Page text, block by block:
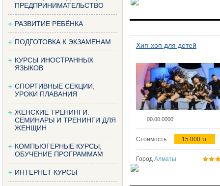
ПРЕДПРИНИМАТЕЛЬСТВО
РАЗВИТИЕ РЕБЁНКА
ПОДГОТОВКА К ЭКЗАМЕНАМ
КУРСЫ ИНОСТРАННЫХ
ЯЗЫКОВ
СПОРТИВНЫЕ СЕКЦИИ,
УРОКИ ПЛАВАНИЯ
ЖЕНСКИЕ ТРЕНИНГИ.
СЕМИНАРЫ И ТРЕНИНГИ ДЛЯ
ЖЕНЩИН
КОМПЬЮТЕРНЫЕ КУРСЫ,
ОБУЧЕНИЕ ПРОГРАММАМ
ИНТЕРНЕТ КУРСЫ
Хип-хоп для детей
00.00.0000
Стоимость: 15 000 тг.
Город Алматы